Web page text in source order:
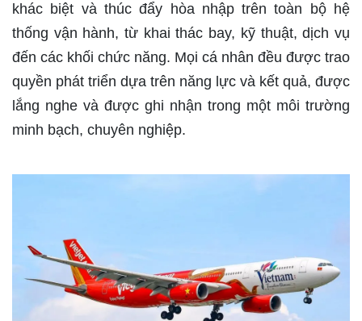
khác biệt và thúc đẩy hòa nhập trên toàn bộ hệ
thống vận hành, từ khai thác bay, kỹ thuật, dịch vụ
đến các khối chức năng. Mọi cá nhân đều được trao
quyền phát triển dựa trên năng lực và kết quả, được
lắng nghe và được ghi nhận trong một môi trường
minh bạch, chuyên nghiệp.